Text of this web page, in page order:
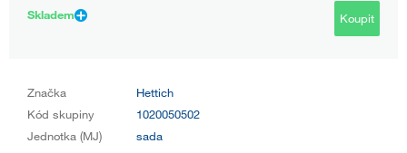
Skladem
Koupit
Značka
Hettich
Kód skupiny
1020050502
Jednotka (MJ)
sada